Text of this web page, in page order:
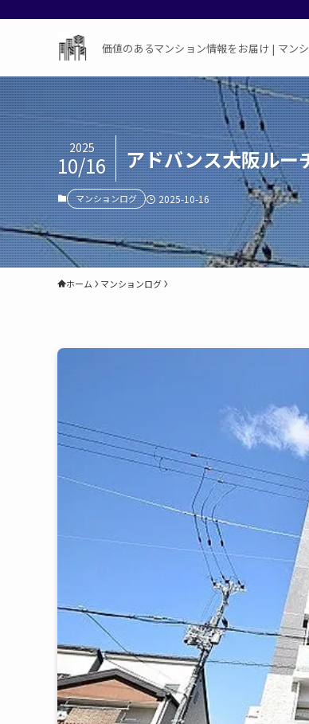
価値のあるマンション情報をお届け | マン
アドバンス大阪ルー
2025
10/16
マンションログ 2025-10-16
ホーム マンションログ